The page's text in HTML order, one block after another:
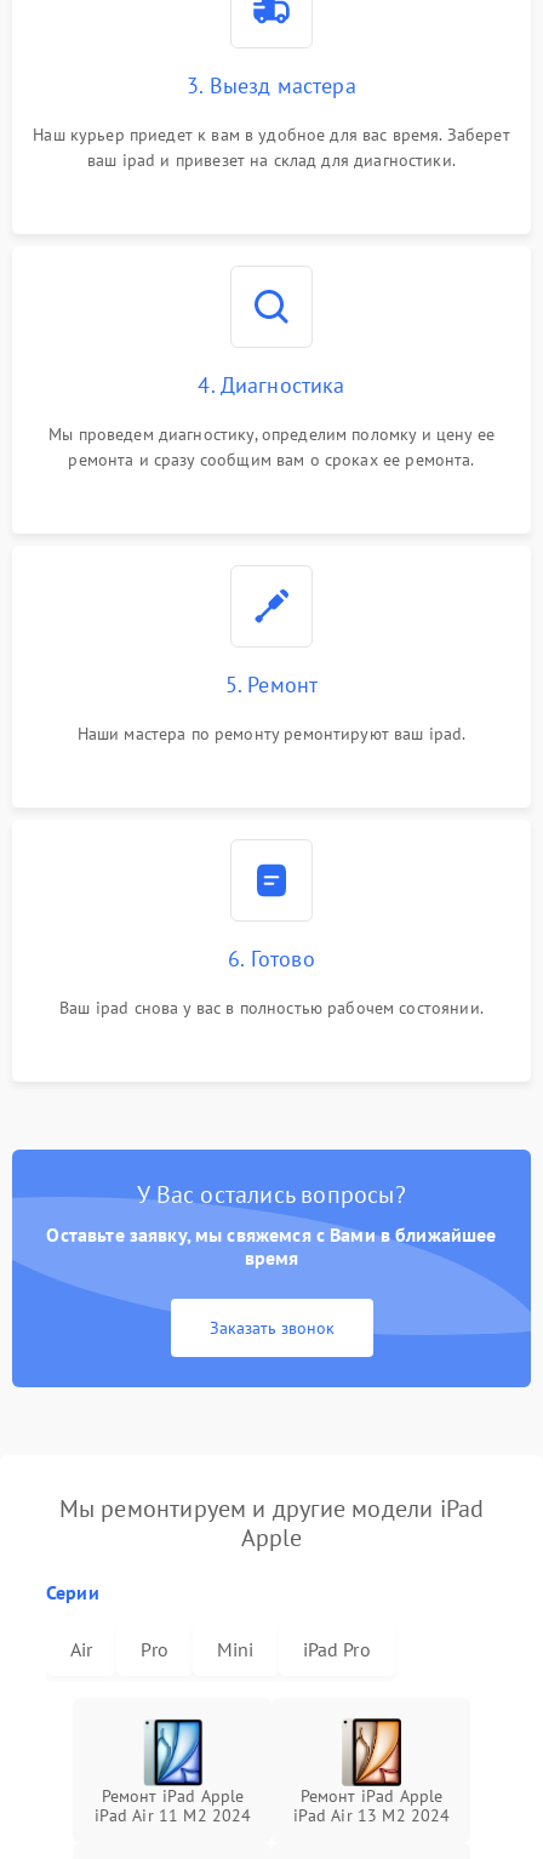
3. Выезд мастера
Наш курьер приедет к вам в удобное для вас время. Заберет
ваш ipad и привезет на склад для диагностики.
4. Диагностика
Мы проведем диагностику, определим поломку и цену ее
ремонта и сразу сообщим вам о сроках ее ремонта.
5. Ремонт
Наши мастера по ремонту ремонтируют ваш ipad.
6. Готово
Ваш ipad снова у вас в полностью рабочем состоянии.
У Вас остались вопросы?
Оставьте заявку, мы свяжемся с Вами в ближайшее
время
Заказать звонок
Мы ремонтируем и другие модели iPad
Apple
Серии
Air Pro Mini iPad Pro
Ремонт iPad Apple
iPad Air 11 M2 2024
Ремонт iPad Apple
iPad Air 13 M2 2024